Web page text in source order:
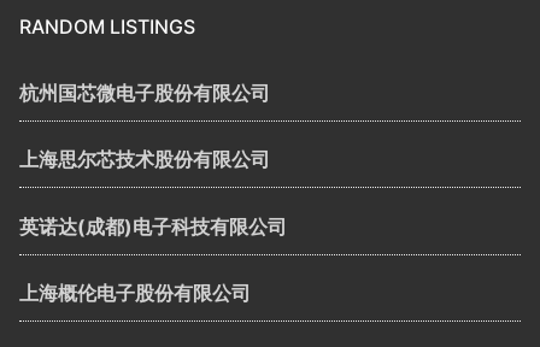
RANDOM LISTINGS
杭州国芯微电子股份有限公司
上海思尔芯技术股份有限公司
英诺达(成都)电子科技有限公司
上海概伦电子股份有限公司